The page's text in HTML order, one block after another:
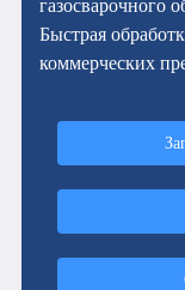
газосварочного
Быстрая
коммерческих